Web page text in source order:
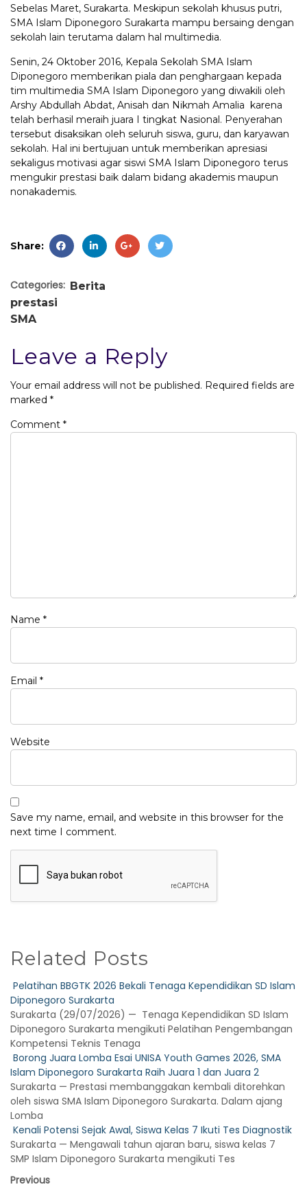
Sebelas Maret, Surakarta. Meskipun sekolah khusus putri,
SMA Islam Diponegoro Surakarta mampu bersaing dengan
sekolah lain terutama dalam hal multimedia.
Senin, 24 Oktober 2016, Kepala Sekolah SMA Islam
Diponegoro memberikan piala dan penghargaan kepada
tim multimedia SMA Islam Diponegoro yang diwakili oleh
Arshy Abdullah Abdat, Anisah dan Nikmah Amalia karena
telah berhasil meraih juara I tingkat Nasional. Penyerahan
tersebut disaksikan oleh seluruh siswa, guru, dan karyawan
sekolah. Hal ini bertujuan untuk memberikan apresiasi
sekaligus motivasi agar siswi SMA Islam Diponegoro terus
mengukir prestasi baik dalam bidang akademis maupun
nonakademis.
Share:
Categories: Berita
prestasi
SMA
Leave a Reply
Your email address will not be published. Required fields are
marked *
Comment *
Name *
Email *
Website
Save my name, email, and website in this browser for the
next time I comment.
Related Posts
Pelatihan BBGTK 2026 Bekali Tenaga Kependidikan SD Islam
Diponegoro Surakarta
Surakarta (29/07/2026) — Tenaga Kependidikan SD Islam
Diponegoro Surakarta mengikuti Pelatihan Pengembangan
Kompetensi Teknis Tenaga
Borong Juara Lomba Esai UNISA Youth Games 2026, SMA
Islam Diponegoro Surakarta Raih Juara 1 dan Juara 2
Surakarta — Prestasi membanggakan kembali ditorehkan
oleh siswa SMA Islam Diponegoro Surakarta. Dalam ajang
Lomba
Kenali Potensi Sejak Awal, Siswa Kelas 7 Ikuti Tes Diagnostik
Surakarta — Mengawali tahun ajaran baru, siswa kelas 7
SMP Islam Diponegoro Surakarta mengikuti Tes
Previous